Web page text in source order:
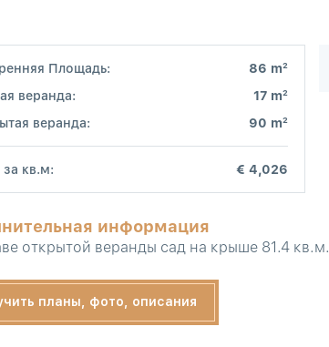
Площадь: 86 m2
веранда: 17 m2
веранда: 90 m2
кв.м: € 4,026
информация
открытой веранды сад на крыше 81.4 кв.м.
планы, фото, описания